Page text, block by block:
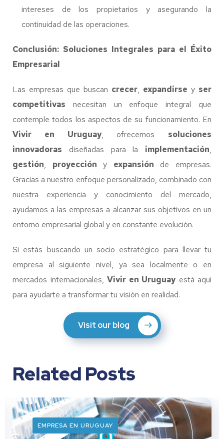
intereses de los propietarios y asegurando la
continuidad de las operaciones.
Conclusión: Soluciones Integrales para el Éxito
Empresarial
Las empresas que buscan crecer, expandirse y ser
competitivas necesitan un enfoque integral que
contemple todos los aspectos de su funcionamiento. En
Vivir en Uruguay, ofrecemos soluciones
innovadoras diseñadas para la implementación,
gestión, proyección y expansión de empresas.
Gracias a nuestro enfoque personalizado, combinado con
nuestra experiencia y conocimiento del mercado,
ayudamos a las empresas a alcanzar sus objetivos en un
entorno empresarial global y en constante evolución.
Si estás buscando un socio estratégico para llevar tu
empresa al siguiente nivel, ya sea localmente o en
mercados internacionales, Vivir en Uruguayestá aquí
para ayudarte a transformar tu visión en realidad.
Visit our blog
Related Posts
EMPRESA EN URUGUAY